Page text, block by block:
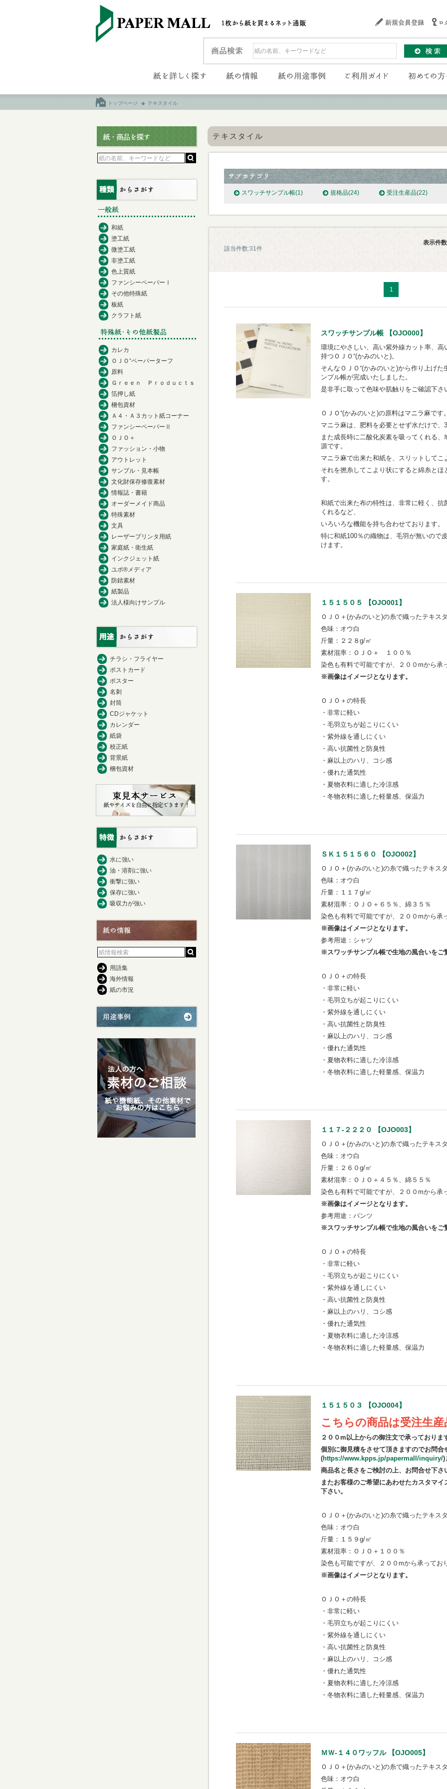
トップページ テキスタイル
テキスタイル
スワッチサンプル帳(1) 規格品(24) 受注生産品(22)
該当件数:31件
表示件
1
スワッチサンプル帳 【OJO000】
環境にやさしい、高い紫外線カット率、
持つＯＪＯ⁺(かみのいと)。
そんなＯＪＯ⁺(かみのいと)から作り上げ
ンプル帳が完成いたしました。
是非手に取って色味や肌触りをご確認下さ
ＯＪＯ⁺(かみのいと)の原料はマニラ麻です。
マニラ麻は、肥料を必要とせず水だけで、
また成長時に二酸化炭素を吸ってくれる
源です。
マニラ麻で出来た和紙を、スリットしてこ
それを撚糸してこより状にすると綿糸とほ
す。
和紙で出来た布の特性は、非常に軽く、
くれるなど、
いろいろな機能を持ち合わせております。
特に和紙100％の織物は、毛羽が無いので
けます。
１５１５０５ 【OJO001】
ＯＪＯ＋(かみのいと)の糸で織ったテキス
色味：オウ白
斤量：２２８g/㎡
素材混率：ＯＪＯ＋ １００％
染色も有料で可能ですが、２００mから承
※画像はイメージとなります。
ＯＪＯ＋の特長
・非常に軽い
・毛羽立ちが起こりにくい
・紫外線を通しにくい
・高い抗菌性と防臭性
・麻以上のハリ、コシ感
・優れた通気性
・夏物衣料に適した冷涼感
・冬物衣料に適した軽量感、保温力
ＳＫ１５１５６０ 【OJO002】
ＯＪＯ＋(かみのいと)の糸で織ったテキス
色味：オウ白
斤量：１１７g/㎡
素材混率：ＯＪＯ＋６５％、綿３５％
染色も有料で可能ですが、２００mから承
※画像はイメージとなります。
参考用途：シャツ
※スワッチサンプル帳で生地の風合いをご
ＯＪＯ＋の特長
・非常に軽い
・毛羽立ちが起こりにくい
・紫外線を通しにくい
・高い抗菌性と防臭性
・麻以上のハリ、コシ感
・優れた通気性
・夏物衣料に適した冷涼感
・冬物衣料に適した軽量感、保温力
１１７-２２２０ 【OJO003】
ＯＪＯ＋(かみのいと)の糸で織ったテキス
色味：オウ白
斤量：２６０g/㎡
素材混率：ＯＪＯ＋４５％、綿５５％
染色も有料で可能ですが、２００mから承
※画像はイメージとなります。
参考用途：パンツ
※スワッチサンプル帳で生地の風合いをご
ＯＪＯ＋の特長
・非常に軽い
・毛羽立ちが起こりにくい
・紫外線を通しにくい
・高い抗菌性と防臭性
・麻以上のハリ、コシ感
・優れた通気性
・夏物衣料に適した冷涼感
・冬物衣料に適した軽量感、保温力
１５１５０３ 【OJO004】
こちらの商品は受注生産
２００m以上からの御注文で承っておりま
個別に御見積をさせて頂きますのでお問合
(https://www.kpps.jp/papermall/inquiry/)
商品名と長さをご検討の上、お問合せ下さ
またお客様のご希望にあわせたカスタマ
下さい。
ＯＪＯ＋(かみのいと)の糸で織ったテキス
色味：オウ白
斤量：１５９g/㎡
素材混率：ＯＪＯ＋１００％
染色も可能ですが、２００mから承ってお
※画像はイメージとなります。
ＯＪＯ＋の特長
・非常に軽い
・毛羽立ちが起こりにくい
・紫外線を通しにくい
・高い抗菌性と防臭性
・麻以上のハリ、コシ感
・優れた通気性
・夏物衣料に適した冷涼感
・冬物衣料に適した軽量感、保温力
ＭＷ-１４０ワッフル 【OJO005】
ＯＪＯ＋(かみのいと)の糸で織ったテキス
色味：オウ白
和紙
塗工紙
微塗工紙
非塗工紙
色上質紙
ファンシーペーパーⅠ
その他特殊紙
板紙
クラフト紙
カレカ
ＯＪＯ⁺ペーパーターフ
原料
Ｇｒｅｅｎ Ｐｒｏｄｕｃｔｓ
箔押し紙
梱包資材
Ａ４・Ａ３カット紙コーナー
ファンシーペーパーⅡ
ＯＪＯ＋
ファッション・小物
アウトレット
サンプル・見本帳
文化財保存修復素材
情報誌・書籍
オーダーメイド商品
特殊素材
文具
レーザープリンタ用紙
家庭紙・衛生紙
インクジェット紙
ユポ®メディア
防錆素材
紙製品
法人様向けサンプル
チラシ・フライヤー
ポストカード
ポスター
名刺
封筒
CDジャケット
カレンダー
紙袋
校正紙
背景紙
梱包資材
水に強い
油・溶剤に強い
衝撃に強い
保存に強い
吸収力が強い
用語集
海外情報
紙の市況